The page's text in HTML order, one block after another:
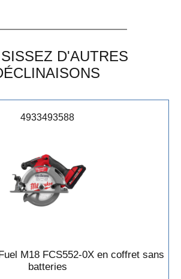
D'AUTRES
4933493588
M18 FCS552-0X en coffret sans
batteries